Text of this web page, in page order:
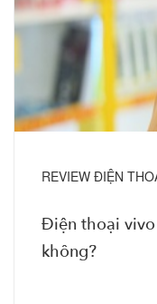
REVIEW ĐIỆN
Điện thoại
không?